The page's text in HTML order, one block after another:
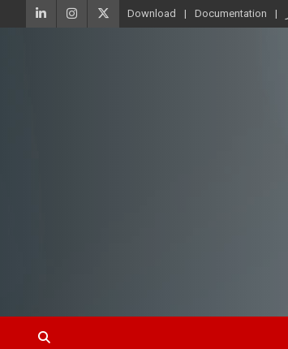
Documentation
Download